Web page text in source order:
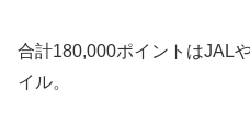
合計180,000ポイントはJAL
イル。